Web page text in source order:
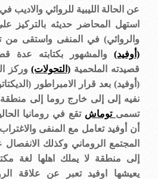
عن الحالة الليبية للروائي والاديب
استهل المحاضر حديثه بالتركيز
والروائي) في المنفى واستقى من
(أوفيد) والمشهور بكتابته عدة
قصيدته الملحمية (التحولات)وركز
(أوفيد) بعد قرار الامبراطور
نفيه إلى إلى خارج روما إلى منطقة
تسمى توماش تقع في رومانيا
أن أوفيد تعامل مع المنفى
المجتمع الروماني وكذلك
إلى منطقة لا يملك اهلها لغة
يعيشها اوفيد تعبر عن علاقة